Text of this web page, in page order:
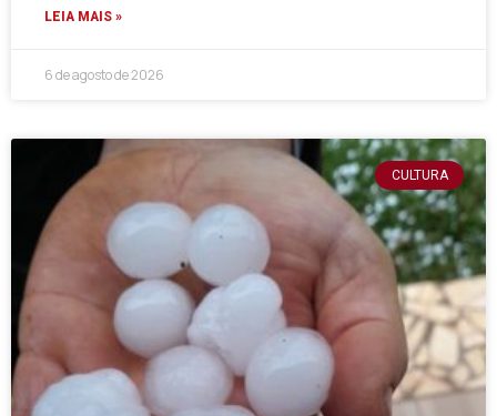
LEIA MAIS »
6 de agosto de 2026
CULTURA